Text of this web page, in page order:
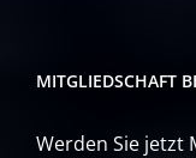
MITGLIEDSCHAFT
Werden Sie jetzt